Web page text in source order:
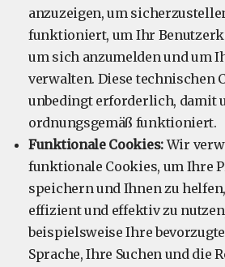
anzuzeigen, um
funktioniert, um Ihr
um sich anzumelden und um
verwalten. Diese technischen
unbedingt erforderlich, damit
ordnungsgemäß funktioniert.
Funktionale Cookies:Wir
funktionale Cookies, um Ihre
speichern und Ihnen zu
effizient und effektiv zu
beispielsweise Ihre
Sprache, Ihre Suchen und die